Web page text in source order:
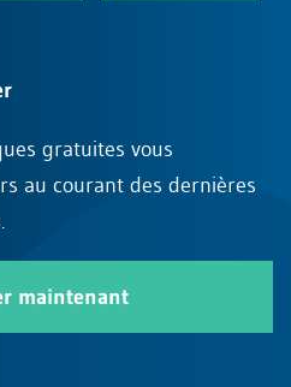
gratuites vous
au courant des dernières
maintenant